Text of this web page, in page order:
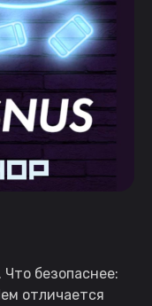
безопаснее:
отличается